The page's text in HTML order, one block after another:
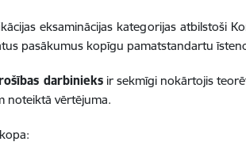
eksaminācijas kategorijas atbilstoši
pasākumus kopīgu pamatstandartu
darbinieksir sekmīgi nokārtojis
noteiktā vērtējuma.